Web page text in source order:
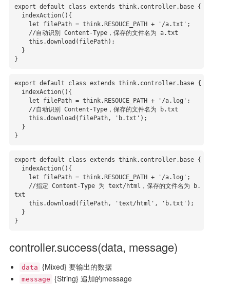
export default class extends think.controller.base {
}
export default class extends think.controller.base {
}
export default class extends think.controller.base {
txt
}
controller.success(data, message)
data {Mixed} 要输出的数据
message {String} 追加的message